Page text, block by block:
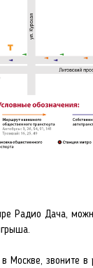
Радио Дача,
Москве, звоните в